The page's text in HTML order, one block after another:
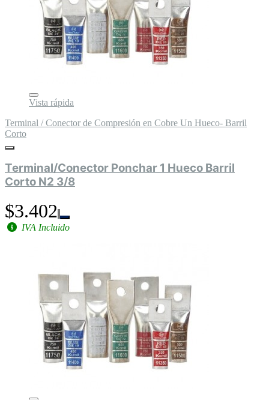
Vista rápida
Terminal / Conector de Compresión en Cobre Un Hueco- Barril
Corto
Terminal/Conector Ponchar 1 Hueco Barril
Corto N2 3/8
$3.402
IVA Incluido